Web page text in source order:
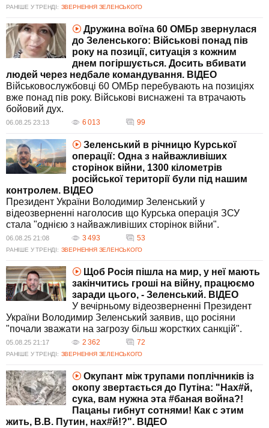
РАНІШЕ У ТРЕНДІ: ЗВЕРНЕННЯ ЗЕЛЕНСЬКОГО
Дружина воїна 60 ОМБр звернулася
до Зеленського: Військові понад пів
року на позиції, ситуація з кожним
днем погіршується. Досить вбивати
людей через недбале командування. ВIДЕО
Військовослужбовці 60 ОМБр перебувають на позиціях
вже понад пів року. Військові виснажені та втрачають
бойовий дух.
06.08.25 23:13 6 013 99
Зеленський в річницю Курської
операції: Одна з найважливіших
сторінок війни, 1300 кілометрів
російської території були під нашим
контролем. ВIДЕО
Президент України Володимир Зеленський у
відеозверненні наголосив що Курська операція ЗСУ
стала "однією з найважливіших сторінок війни".
06.08.25 21:08 3 493 53
РАНІШЕ У ТРЕНДІ: ЗВЕРНЕННЯ ЗЕЛЕНСЬКОГО
Щоб Росія пішла на мир, у неї мають
закінчитись гроші на війну, працюємо
заради цього, - Зеленський. ВIДЕО
У вечірньому відеозверненні Президент
України Володимир Зеленський заявив, що росіяни
"почали зважати на загрозу більш жорстких санкцій".
05.08.25 21:17 2 362 72
РАНІШЕ У ТРЕНДІ: ЗВЕРНЕННЯ ЗЕЛЕНСЬКОГО
Окупант між трупами поплічників із
окопу звертається до Путіна: "Нах#й,
сука, вам нужна эта #баная война?!
Пацаны гибнут сотнями! Как с этим
жить, В.В. Путин, нах#й!?". ВIДЕО